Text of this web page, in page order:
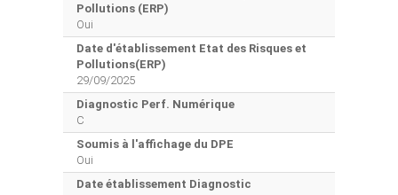
Pollutions (ERP)
Oui
Date d'établissement Etat des Risques et
Pollutions(ERP)
29/09/2025
Diagnostic Perf. Numérique
C
Soumis à l'affichage du DPE
Oui
Date établissement Diagnostic